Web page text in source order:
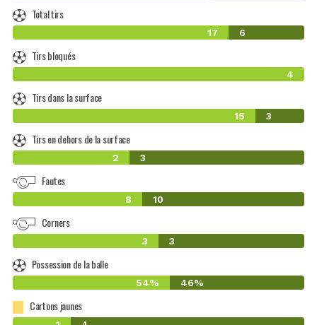
Total tirs
17 6
Tirs bloqués
4
Tirs dans la surface
15 3
Tirs en dehors de la surface
2 3
Fautes
8 10
Corners
3 3
Possession de la balle
54% 46%
Cartons jaunes